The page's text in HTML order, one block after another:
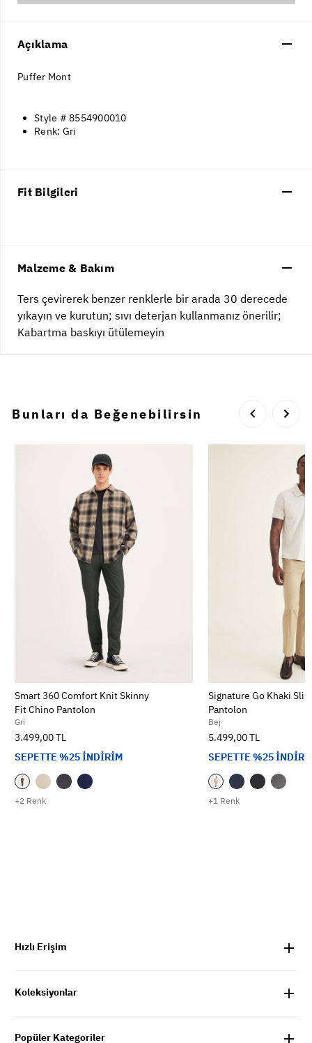
Açıklama
Puffer Mont
Style # 8554900010
Renk: Gri
Fit Bilgileri
Malzeme & Bakım
Ters çevirerek benzer renklerle bir arada 30 derecede
yıkayın ve kurutun; sıvı deterjan kullanmanız önerilir;
Kabartma baskıyı ütülemeyin
Bunları da Beğenebilirsin
+2 Renk
Smart 360 Comfort Knit Skinny
Fit Chino Pantolon
Gri
3.499,00 TL
SEPETTE %25 İNDİRİM
+1 Renk
Signature Go Khaki
Pantolon
Bej
5.499,00 TL
SEPETTE %25
Hızlı Erişim
Koleksiyonlar
Popüler Kategoriler